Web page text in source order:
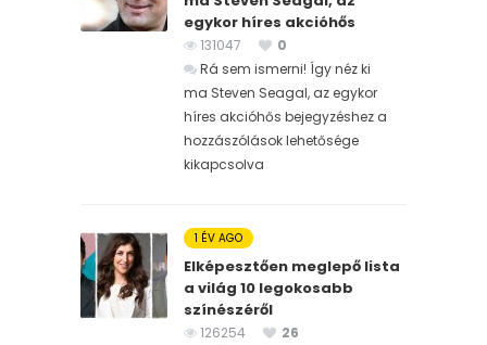
egykor híres akcióhős
131047
0
Rá sem ismerni! Így néz ki
ma Steven Seagal, az egykor
híres akcióhős bejegyzéshez a
hozzászólások lehetősége
kikapcsolva
1 ÉV AGO
Elképesztően meglepő lista
a világ 10 legokosabb
színészéről
126254
26